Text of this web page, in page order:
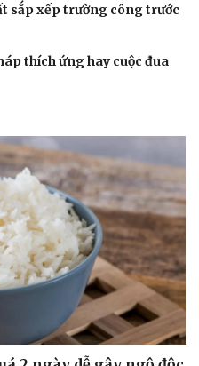
sắp xếp trường công trước
thích ứng hay cuộc đua